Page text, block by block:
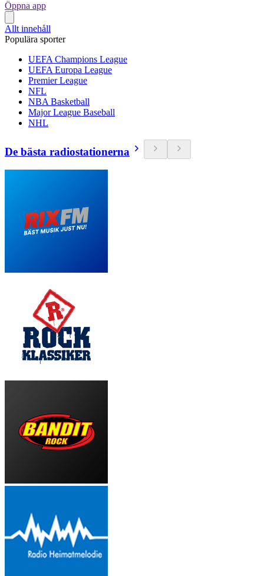
Öppna app
Allt innehåll
Populära sporter
UEFA Champions League
UEFA Europa League
Premier League
NFL
NBA Basketball
Major League Baseball
NHL
De bästa radiostationerna